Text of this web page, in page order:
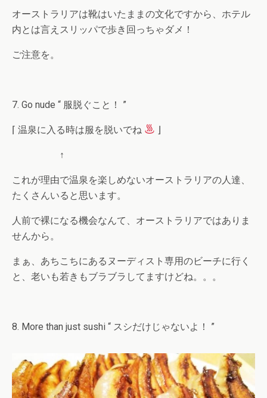
オーストラリアは靴はいたままの文化ですから、ホテル
内とは言えスリッパで歩き回っちゃダメ！
ご注意を。
7. Go nude “ 服脱ぐこと！ ”
⌈ 温泉に入る時は服を脱いでね ⌋
↑
これが理由で温泉を楽しめないオーストラリアの人達、
たくさんいると思います。
人前で裸になる機会なんて、オーストラリアではありま
せんから。
まぁ、あちこちにあるヌーディスト専用のビーチに行く
と、老いも若きもブラブラしてますけどね。。。
8. More than just sushi “ スシだけじゃないよ！ ”